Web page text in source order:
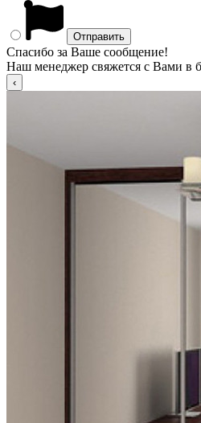
Спасибо за Ваше сообщение!
Наш менеджер свяжется с Вами в